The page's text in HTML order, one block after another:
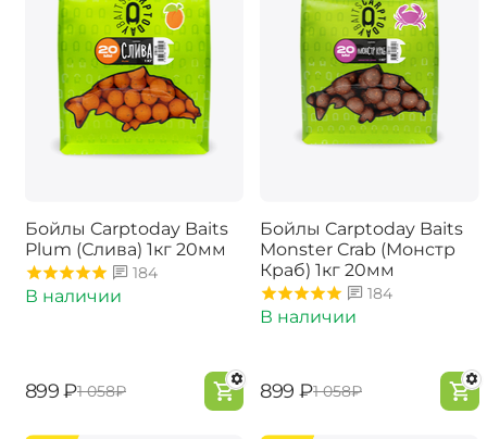
Бойлы Carptoday Baits
Plum (Слива) 1кг 20мм
184
В наличии
‍899‍ ₽‍1 058‍₽
Бойлы Carptoday Baits
Monster Crab (Монстр
Краб) 1кг 20мм
184
В наличии
‍899‍ ₽‍1 058‍₽